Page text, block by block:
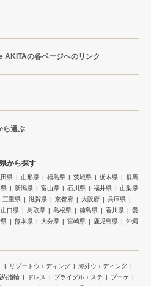
AKITAの各ページへのリンク
ら選ぶ
から探す
県 山形県 福島県 茨城県 栃木県
群馬
新潟県 富山県 石川県 福井県
山梨県
三重県 滋賀県 京都府 大阪府
兵庫県
山口県 鳥取県 島根県 徳島県 香川県
愛
熊本県 大分県 宮崎県 鹿児島県
沖縄
リゾートウエディング
海外ウエディング
約指輪 ドレス ブライダルエステ
ブーケ